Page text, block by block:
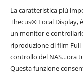
La caratteristica più
Thecus® Local Display,
un monitor e
riproduzione di film Full
controllo del NAS…ora
Questa funzione